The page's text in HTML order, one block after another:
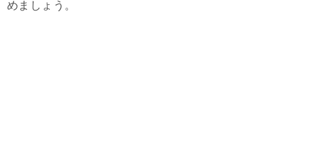
めましょう。